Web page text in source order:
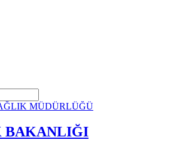
BAKANLIĞI